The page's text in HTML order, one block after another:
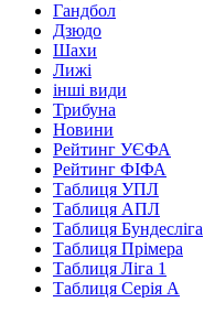
Гандбол
Дзюдо
Шахи
Лижі
інші види
Трибуна
Новини
Рейтинг УЄФА
Рейтинг ФІФА
Таблиця УПЛ
Таблиця АПЛ
Таблиця Бундесліга
Таблиця Прімера
Таблиця Ліга 1
Таблиця Серія А